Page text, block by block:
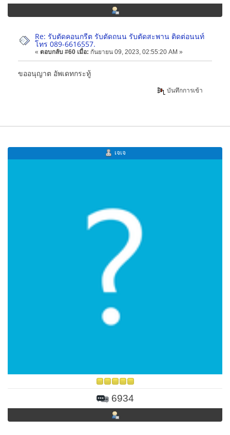
Re: รับตัดคอนกรีต รับตัดถนน รับตัดสะพาน ติดต่อนนท์
โทร 089-6616557.
« ตอบกลับ #60 เมื่อ: กันยายน 09, 2023, 02:55:20 AM »
ขออนุญาต อัพเดทกระทู้
บันทึกการเข้า
เจเจ
6934